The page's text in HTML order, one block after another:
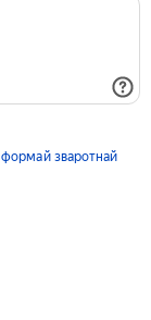
формай зваротнай